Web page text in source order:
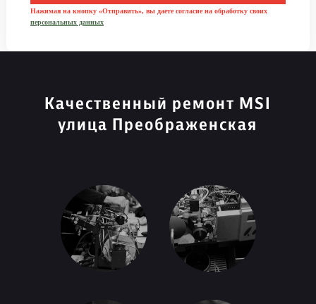
Нажимая на кнопку «Отправить», вы даете согласие на обработку своих
персональных данных
Качественный ремонт MSI
улица Преображенская